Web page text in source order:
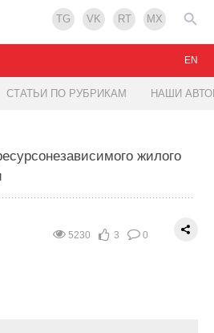
TG VK RT MX
СТАТЬИ ПО РУБРИКАМ НАШИ
EN
жилого
5230 3 0
лет в России